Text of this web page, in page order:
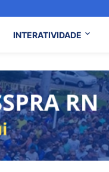
INTERATIVIDADE